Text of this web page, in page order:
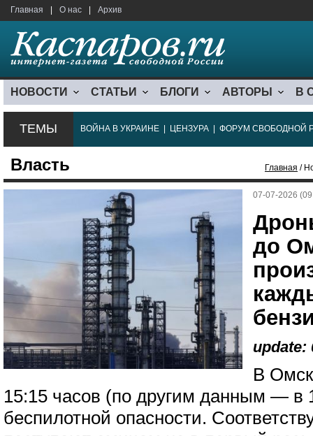
Главная О нас Архив
НОВОСТИ СТАТЬИ БЛОГИ АВТОРЫ В
ТЕМЫ ВОЙНА В УКРАИНЕ ЦЕНЗУРА ФОРУМ СВОБОДНОЙ
Власть Главная /
07-07-2026
до
update:
В
15:15 часов (по другим данным — в
беспилотной опасности.